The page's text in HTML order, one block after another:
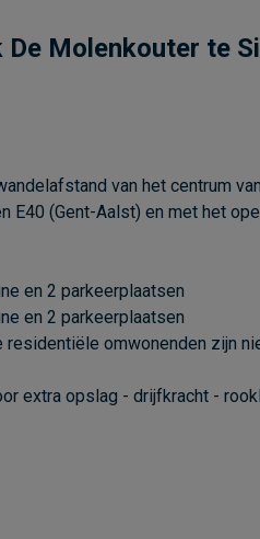
De Molenkouter te
van het centrum
(Gent-Aalst) en met het
en 2 parkeerplaatsen
en 2 parkeerplaatsen
omwonenden zijn
extra opslag - drijfkracht -